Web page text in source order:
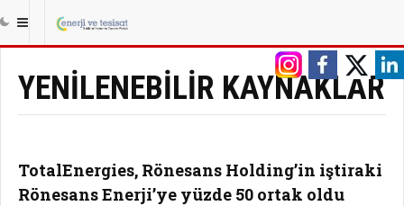
||| ANASAYFA ENERJI
YENILENEBILIR KAYNAKLAR
TotalEnergies, Rönesans Holding’in iştiraki
Rönesans Enerji’ye yüzde 50 ortak oldu